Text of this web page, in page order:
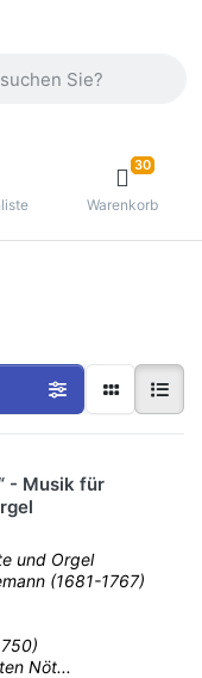
30
Warenkorb
- Musik für
und Orgel
(1681-1767)
Nöt...